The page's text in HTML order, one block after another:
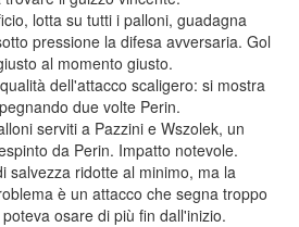
lotta su tutti i palloni, guadagna
pressione la difesa avversaria. Gol
al momento giusto.
dell'attacco scaligero: si mostra
due volte Perin.
serviti a Pazzini e Wszolek, un
da Perin. Impatto notevole.
salvezza ridotte al minimo, ma la
è un attacco che segna troppo
osare di più fin dall'inizio.